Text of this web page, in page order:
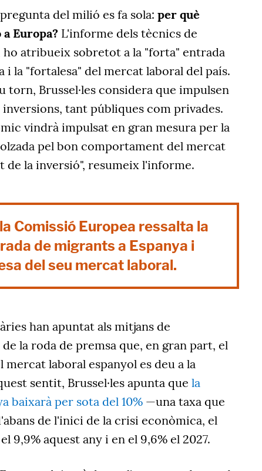
del milió es fa sola: per què
Europa? L'informe dels tècnics de
atribueix sobretot a la "forta" entrada
i la "fortalesa" del mercat laboral del país.
torn, Brussel·les considera que impulsen
tant públiques com privades.
vindrà impulsat en gran mesura per la
pel bon comportament del mercat
de la inversió", resumeix l'informe.
Comissió Europea ressalta la
de migrants a Espanya i
del seu mercat laboral.
han apuntat als mitjans de
la roda de premsa que, en gran part, el
laboral espanyol es deu a la
sentit, Brussel·les apuntaque la
baixarà per sota del 10% —una taxa que
de l'inici de la crisi econòmica, el
9,9% aquest any i en el 9,6% el 2027.